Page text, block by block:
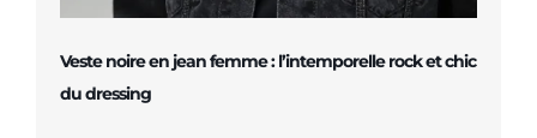
Veste noire en jean femme : l’intemporelle rock et chic
du dressing